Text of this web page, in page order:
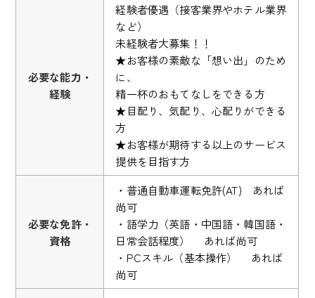
必要な能力・
経験
経験者優遇（接客業界やホテル業界
など）
未経験者大募集！！
★お客様の素敵な「想い出」のため
に、
精一杯のおもてなしをできる方
★目配り、気配り、心配りができる
方
★お客様が期待する以上のサービス
提供を目指す方
必要な免許・
資格
・普通自動車運転免許(AT) あれば
尚可
・語学力（英語・中国語・韓国語・
日常会話程度） あれば尚可
・PCスキル（基本操作） あれば
尚可